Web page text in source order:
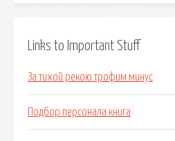
Links to Important Stuff
За тихой рекою трофим минус
Подбор персонала книга